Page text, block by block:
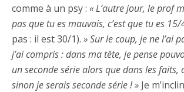
comme à un psy : « L’autre jour, le prof
pas que tu es mauvais, c’est que tu es
pas : il est 30/1). » Sur le coup, je ne l’ai
j’ai compris : dans ma tête, je pense
un seconde série alors que dans les faits,
sinon je serais seconde série ! » Je